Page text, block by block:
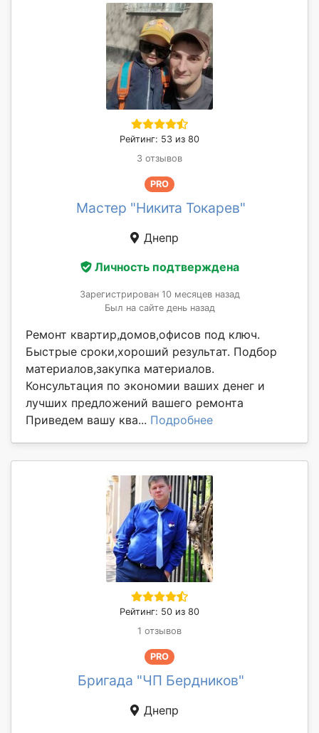
Рейтинг: 53 из 80
3 отзывов
PRO
Мастер "Никита Токарев"
Днепр
Личность подтверждена
Зарегистрирован 10 месяцев назад
Был на сайте день назад
Ремонт квартир,домов,офисов под ключ.
Быстрые сроки,хороший результат. Подбор
материалов,закупка материалов.
Консультация по экономии ваших денег и
лучших предложений вашего ремонта
Приведем вашу ква... Подробнее
Рейтинг: 50 из 80
1 отзывов
PRO
Бригада "ЧП Бердников"
Днепр